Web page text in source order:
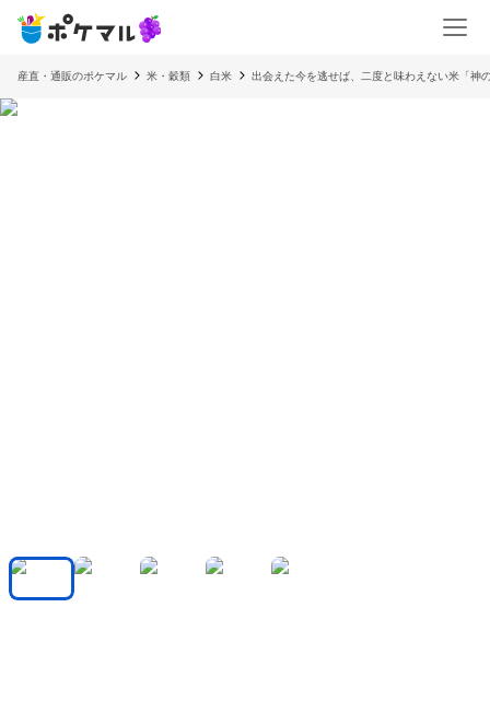
産直・通販のポケマル 米・穀類 白米 出会えた今を逃せば、二度と味わえない米「神